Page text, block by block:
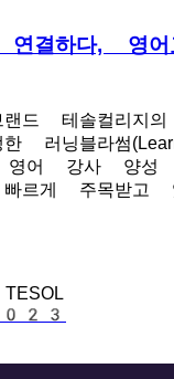
결하다, 영
드 테솔컬리지
러닝블라썸
어 강사 양성
빠르게 주목받